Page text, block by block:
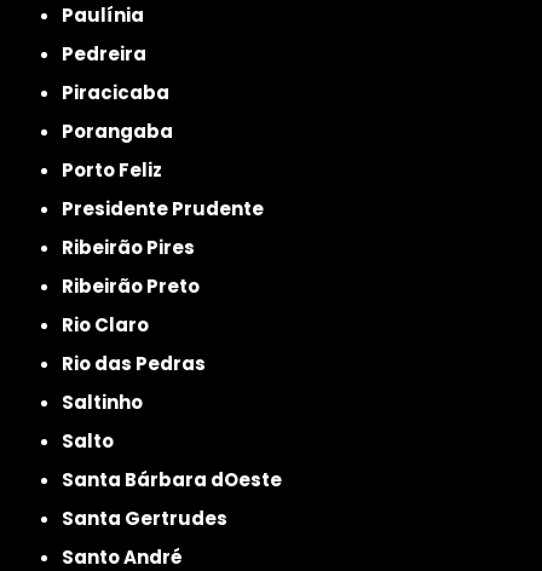
Paulínia
Pedreira
Piracicaba
Porangaba
Porto Feliz
Presidente Prudente
Ribeirão Pires
Ribeirão Preto
Rio Claro
Rio das Pedras
Saltinho
Salto
Santa Bárbara dOeste
Santa Gertrudes
Santo André